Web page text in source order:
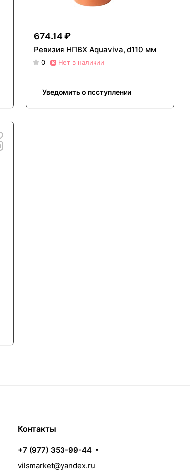
674.14 ₽
Ревизия НПВХ Aquaviva, d110 мм
0 Нет в наличии
Уведомить о поступлении
Контакты
+7 (977) 353-99-44
vilsmarket@yandex.ru